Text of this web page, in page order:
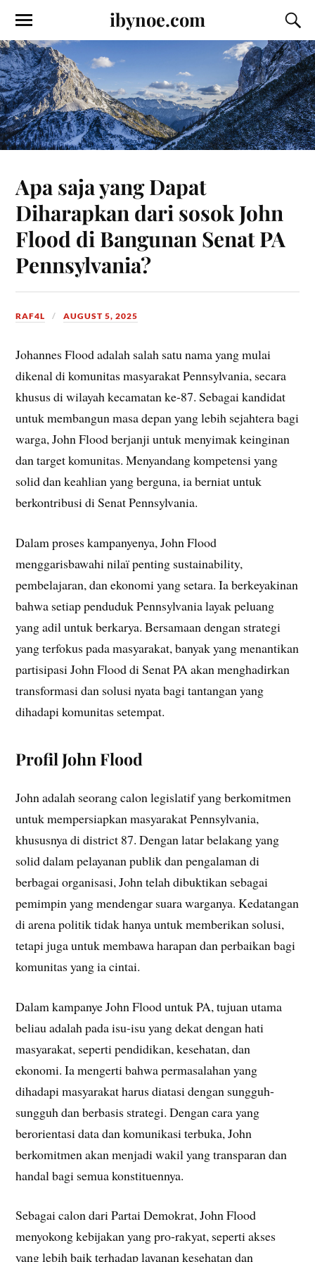
ibynoe.com
Apa saja yang Dapat
Diharapkan dari sosok John
Flood di Bangunan Senat PA
Pennsylvania?
RAF4L AUGUST 5, 2025
Johannes Flood adalah salah satu nama yang mulai
dikenal di komunitas masyarakat Pennsylvania, secara
khusus di wilayah kecamatan ke-87. Sebagai kandidat
untuk membangun masa depan yang lebih sejahtera bagi
warga, John Flood berjanji untuk menyimak keinginan
dan target komunitas. Menyandang kompetensi yang
solid dan keahlian yang berguna, ia berniat untuk
berkontribusi di Senat Pennsylvania.
Dalam proses kampanyenya, John Flood
menggarisbawahi nilaï penting sustainability,
pembelajaran, dan ekonomi yang setara. Ia berkeyakinan
bahwa setiap penduduk Pennsylvania layak peluang
yang adil untuk berkarya. Bersamaan dengan strategi
yang terfokus pada masyarakat, banyak yang menantikan
partisipasi John Flood di Senat PA akan menghadirkan
transformasi dan solusi nyata bagi tantangan yang
dihadapi komunitas setempat.
Profil John Flood
John adalah seorang calon legislatif yang berkomitmen
untuk mempersiapkan masyarakat Pennsylvania,
khususnya di district 87. Dengan latar belakang yang
solid dalam pelayanan publik dan pengalaman di
berbagai organisasi, John telah dibuktikan sebagai
pemimpin yang mendengar suara warganya. Kedatangan
di arena politik tidak hanya untuk memberikan solusi,
tetapi juga untuk membawa harapan dan perbaikan bagi
komunitas yang ia cintai.
Dalam kampanye John Flood untuk PA, tujuan utama
beliau adalah pada isu-isu yang dekat dengan hati
masyarakat, seperti pendidikan, kesehatan, dan
ekonomi. Ia mengerti bahwa permasalahan yang
dihadapi masyarakat harus diatasi dengan sungguh-
sungguh dan berbasis strategi. Dengan cara yang
berorientasi data dan komunikasi terbuka, John
berkomitmen akan menjadi wakil yang transparan dan
handal bagi semua konstituennya.
Sebagai calon dari Partai Demokrat, John Flood
menyokong kebijakan yang pro-rakyat, seperti akses
yang lebih baik terhadap layanan kesehatan dan